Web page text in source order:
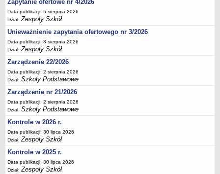
Ogłoszenie
Zarządzenia
Kontrole
Rejestry, ewidencje, archiwa
Sprawozdania
Deklaracja dostępności
PORADNIE PSYCHOLOGICZNO-PEDAGOGICZNE
Zespół Poradni
BIURO FINANSÓW OŚWIATY
Dane podstawowe
Statut
Majątek
Godziny dyżurów
Ogłoszenia
Zapytanie ofertowe nr 4/2026
Data publikacji: 5 sierpnia 2026
Dział:Zespoły Szkół
Unieważnienie zapytania ofertowego nr 3/2026
Data publikacji: 3 sierpnia 2026
Dział:Zespoły Szkół
Zarządzenie 22/2026
Data publikacji: 2 sierpnia 2026
Dział:Szkoły Podstawowe
Zarządzenie nr 21/2026
Data publikacji: 2 sierpnia 2026
Dział:Szkoły Podstawowe
Kontrole w 2026 r.
Data publikacji: 30 lipca 2026
Dział:Zespoły Szkół
Kontrole w 2025 r.
Data publikacji: 30 lipca 2026
Dział:Zespoły Szkół